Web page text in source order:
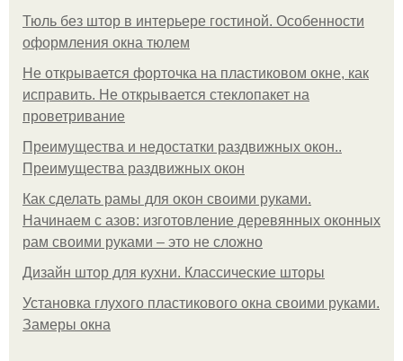
Тюль без штор в интерьере гостиной. Особенности
оформления окна тюлем
Не открывается форточка на пластиковом окне, как
исправить. Не открывается стеклопакет на
проветривание
Преимущества и недостатки раздвижных окон..
Преимущества раздвижных окон
Как сделать рамы для окон своими руками.
Начинаем с азов: изготовление деревянных оконных
рам своими руками – это не сложно
Дизайн штор для кухни. Классические шторы
Установка глухого пластикового окна своими руками.
Замеры окна